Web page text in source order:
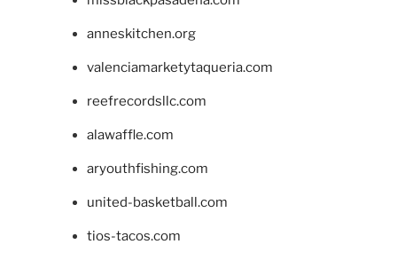
anneskitchen.org
valenciamarketytaqueria.com
reefrecordsllc.com
alawaffle.com
aryouthfishing.com
united-basketball.com
tios-tacos.com